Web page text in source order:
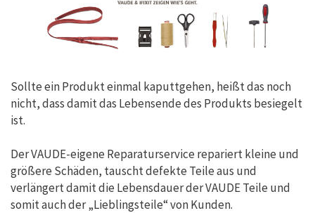
Sollte ein Produkt einmal kaputtgehen, heißt das noch
nicht, dass damit das Lebensende des Produkts besiegelt
ist.
Der VAUDE-eigene Reparaturservice repariert kleine und
größere Schäden, tauscht defekte Teile aus und
verlängert damit die Lebensdauer der VAUDE Teile und
somit auch der „Lieblingsteile“ von Kunden.